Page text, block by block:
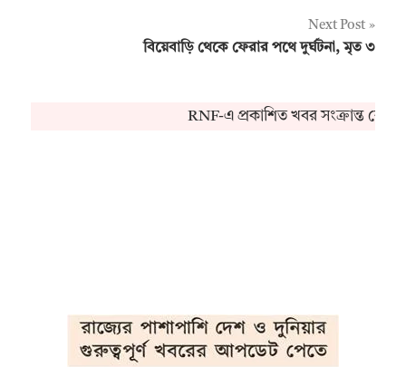
Next Post
বিয়েবাড়ি থেকে ফেরার পথে দুর্ঘটনা, মৃত ৩
RNF-এ প্রকাশিত খবর সংক্রান্ত